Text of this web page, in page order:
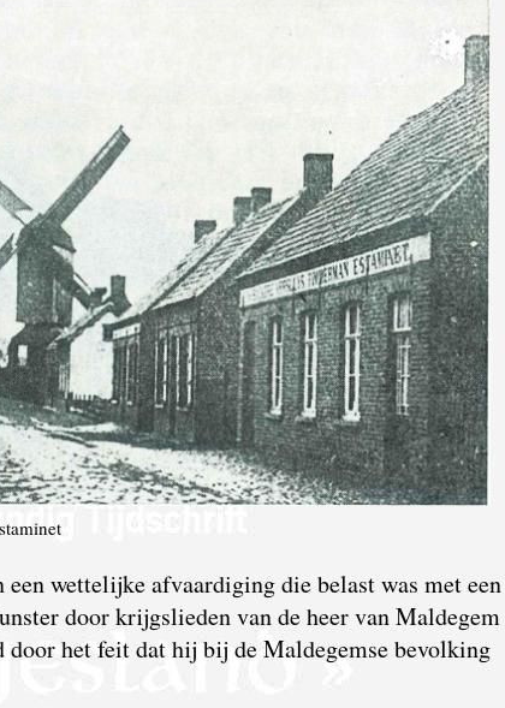
wettelijke afvaardigingdie belast was met een
door krijgslieden van de heer van Maldegem
door het feit dat hij bij de Maldegemse bevolking